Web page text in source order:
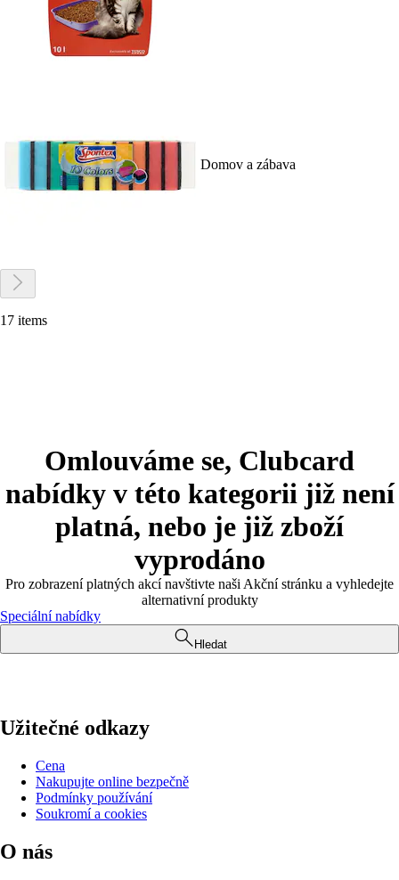
Domov a zábava
17 items
Omlouváme se, Clubcard
nabídky v této kategorii již není
platná, nebo je již zboží
vyprodáno
Pro zobrazení platných akcí navštivte naši Akční stránku a vyhledejte
alternativní produkty
Speciální nabídky
Hledat
Užitečné odkazy
Cena
Nakupujte online bezpečně
Podmínky používání
Soukromí a cookies
O nás